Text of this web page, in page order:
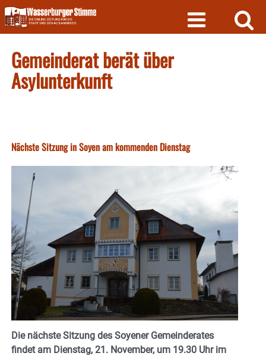
Skip
to
content
Gemeinderat berät über
Asylunterkunft
Nächste Sitzung in Soyen am kommenden Dienstag
Die nächste Sitzung des Soyener Gemeinderates
findet am Dienstag, 21. November, um 19.30 Uhr im